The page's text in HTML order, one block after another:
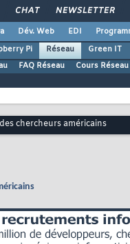
CHAT NEWSLETTER
Dév. Web EDI
Pi Réseau Green IT
FAQ Réseau Cours Réseau
chercheurs américains